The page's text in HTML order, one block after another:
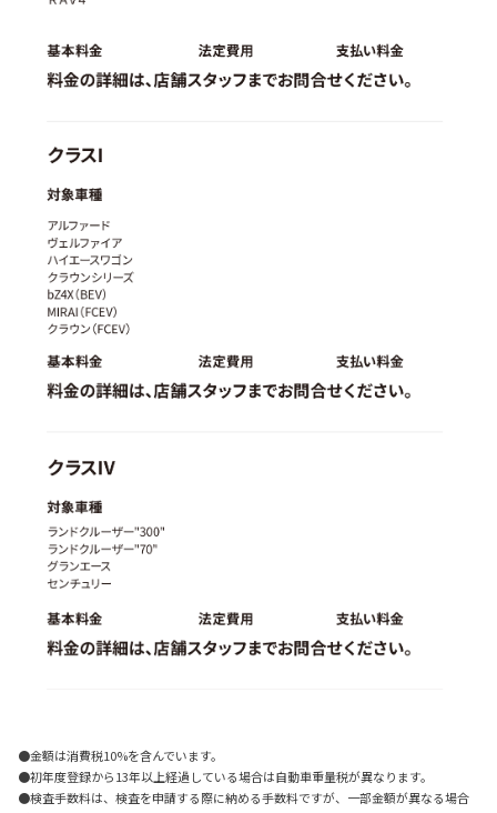
●金額は消費税10%を含んでいます。
●初年度登録から13年以上経過している場合は自動車重量税が異なります。
●検査手数料は、検査を申請する際に納める手数料ですが、一部金額が異なる場合